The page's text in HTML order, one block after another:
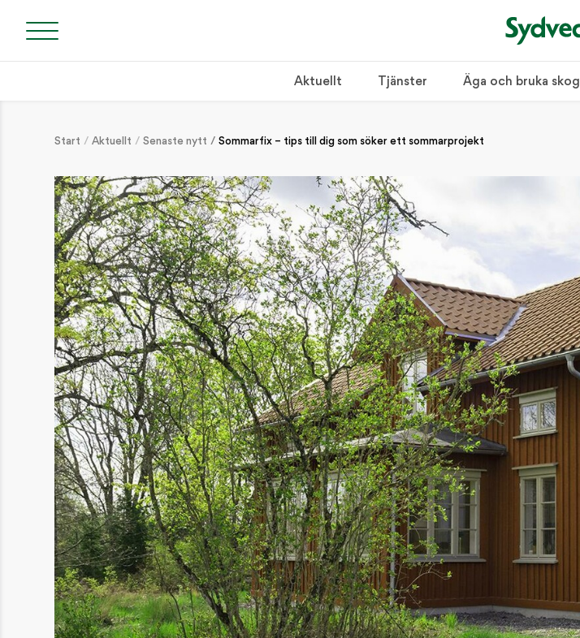
Aktuellt Tjänster Äga och bruka skog
Start Aktuellt Senaste nytt Sommarfix – tips till dig som söker ett sommarprojekt